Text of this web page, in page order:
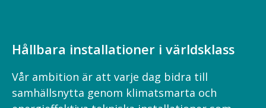
Hållbara installationer i världsklass
Vår ambition är att varje dag bidra till
samhällsnytta genom klimatsmarta och